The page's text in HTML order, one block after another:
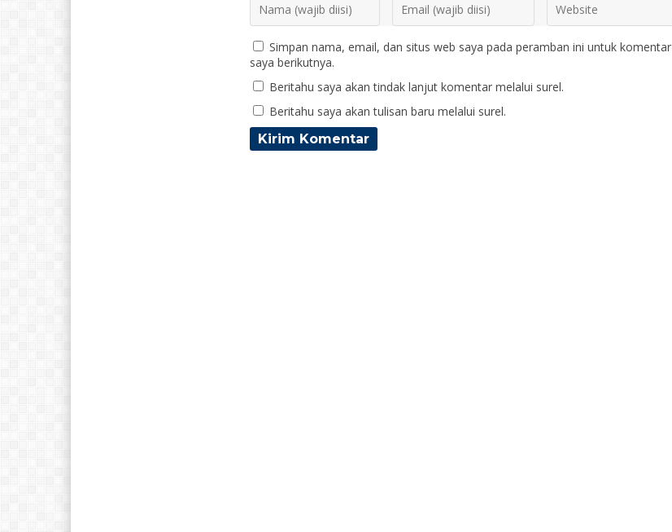
Simpan nama, email, dan situs web saya pada peramban ini untuk komentar
saya berikutnya.
Beritahu saya akan tindak lanjut komentar melalui surel.
Beritahu saya akan tulisan baru melalui surel.